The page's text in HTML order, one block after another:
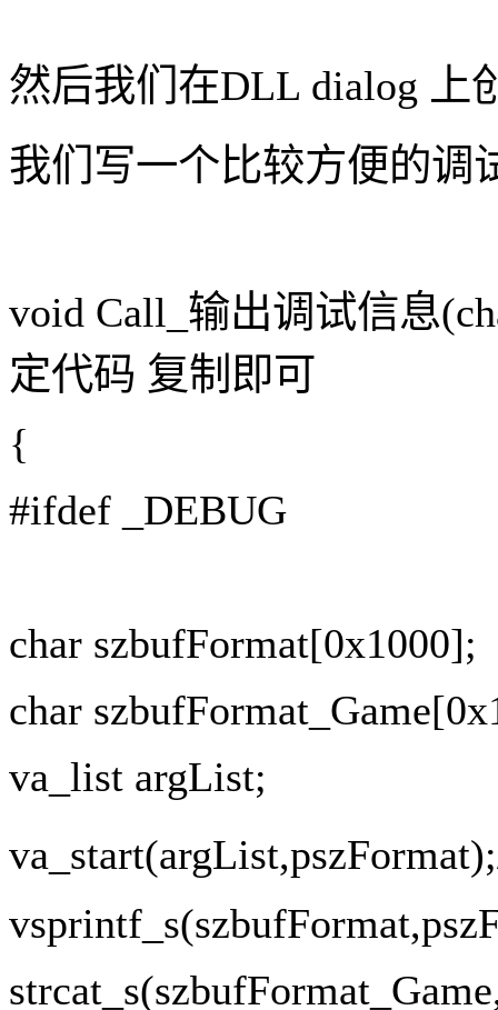
然后我们在DLL dialog 上
我们写一个比较方便的调
void Call_输出调试信息
定代码 复制即可
{
#ifdef _DEBUG
char szbufFormat[0x1000];
char
va_list argList;